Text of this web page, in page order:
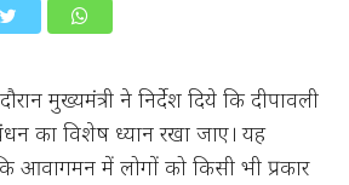
मुख्यमंत्री ने निर्देश दिये कि दीपावली
का विशेष ध्यान रखा जाए। यह
आवागमन में लोगों को किसी भी प्रकार